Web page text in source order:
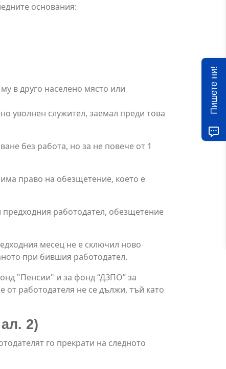
основания:
в друго населено място или
уволнен служител, заемал преди това
без работа, но за не повече от 1
право на обезщетение, което е
работодател, обезщетение
месец не е сключил ново
при бившия работодател.
"Пенсии" и за фонд “ДЗПО” за
от работодателя не се дължи, тъй като
2)
го прекрати на следното
Пишете ни!